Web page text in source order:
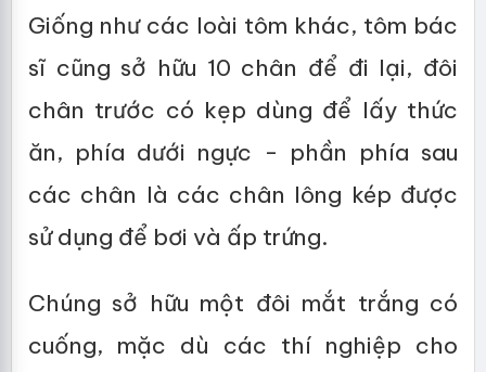
Giống như các loài tôm khác, tôm bác
sĩ cũng sở hữu 10 chân để đi lại, đôi
chân trước có kẹp dùng để lấy thức
ăn, phía dưới ngực - phần phía sau
các chân là các chân lông kép được
sử dụng để bơi và ấp trứng.
Chúng sở hữu một đôi mắt trắng có
cuống, mặc dù các thí nghiệp cho